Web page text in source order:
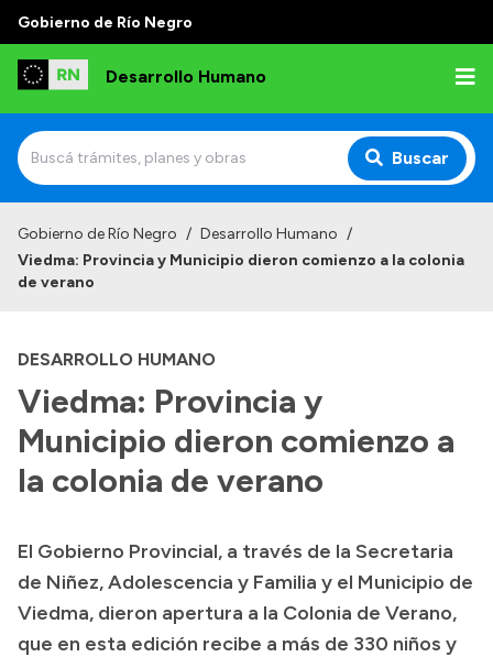
Gobierno de Río Negro
Desarrollo Humano
Buscar
Institucional
Autoridades
Delegaciones
Normativa
Presupuesto
Boletín Oficial
Compras y licitaciones
Gobierno de Río Negro / Desarrollo Humano /
Viedma: Provincia y Municipio dieron comienzo a la colonia
de verano
DESARROLLO HUMANO
Viedma: Provincia y
Municipio dieron comienzo a
la colonia de verano
El Gobierno Provincial, a través de la Secretaria
de Niñez, Adolescencia y Familia y el Municipio de
Viedma, dieron apertura a la Colonia de Verano,
que en esta edición recibe a más de 330 niños y